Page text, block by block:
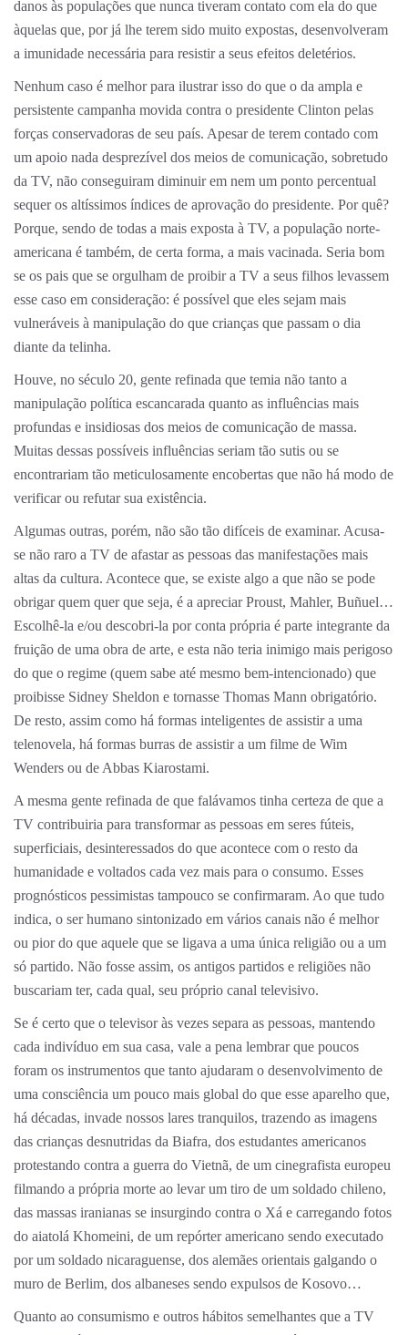
danos às populações que nunca tiveram contato com ela do que
àquelas que, por já lhe terem sido muito expostas, desenvolveram
a imunidade necessária para resistir a seus efeitos deletérios.
Nenhum caso é melhor para ilustrar isso do que o da ampla e
persistente campanha movida contra o presidente Clinton pelas
forças conservadoras de seu país. Apesar de terem contado com
um apoio nada desprezível dos meios de comunicação, sobretudo
da TV, não conseguiram diminuir em nem um ponto percentual
sequer os altíssimos índices de aprovação do presidente. Por quê?
Porque, sendo de todas a mais exposta à TV, a população norte-
americana é também, de certa forma, a mais vacinada. Seria bom
se os pais que se orgulham de proibir a TV a seus filhos levassem
esse caso em consideração: é possível que eles sejam mais
vulneráveis à manipulação do que crianças que passam o dia
diante da telinha.
Houve, no século 20, gente refinada que temia não tanto a
manipulação política escancarada quanto as influências mais
profundas e insidiosas dos meios de comunicação de massa.
Muitas dessas possíveis influências seriam tão sutis ou se
encontrariam tão meticulosamente encobertas que não há modo de
verificar ou refutar sua existência.
Algumas outras, porém, não são tão difíceis de examinar. Acusa-
se não raro a TV de afastar as pessoas das manifestações mais
altas da cultura. Acontece que, se existe algo a que não se pode
obrigar quem quer que seja, é a apreciar Proust, Mahler, Buñuel…
Escolhê-la e/ou descobri-la por conta própria é parte integrante da
fruição de uma obra de arte, e esta não teria inimigo mais perigoso
do que o regime (quem sabe até mesmo bem-intencionado) que
proibisse Sidney Sheldon e tornasse Thomas Mann obrigatório.
De resto, assim como há formas inteligentes de assistir a uma
telenovela, há formas burras de assistir a um filme de Wim
Wenders ou de Abbas Kiarostami.
A mesma gente refinada de que falávamos tinha certeza de que a
TV contribuiria para transformar as pessoas em seres fúteis,
superficiais, desinteressados do que acontece com o resto da
humanidade e voltados cada vez mais para o consumo. Esses
prognósticos pessimistas tampouco se confirmaram. Ao que tudo
indica, o ser humano sintonizado em vários canais não é melhor
ou pior do que aquele que se ligava a uma única religião ou a um
só partido. Não fosse assim, os antigos partidos e religiões não
buscariam ter, cada qual, seu próprio canal televisivo.
Se é certo que o televisor às vezes separa as pessoas, mantendo
cada indivíduo em sua casa, vale a pena lembrar que poucos
foram os instrumentos que tanto ajudaram o desenvolvimento de
uma consciência um pouco mais global do que esse aparelho que,
há décadas, invade nossos lares tranquilos, trazendo as imagens
das crianças desnutridas da Biafra, dos estudantes americanos
protestando contra a guerra do Vietnã, de um cinegrafista europeu
filmando a própria morte ao levar um tiro de um soldado chileno,
das massas iranianas se insurgindo contra o Xá e carregando fotos
do aiatolá Khomeini, de um repórter americano sendo executado
por um soldado nicaraguense, dos alemães orientais galgando o
muro de Berlim, dos albaneses sendo expulsos de Kosovo…
Quanto ao consumismo e outros hábitos semelhantes que a TV